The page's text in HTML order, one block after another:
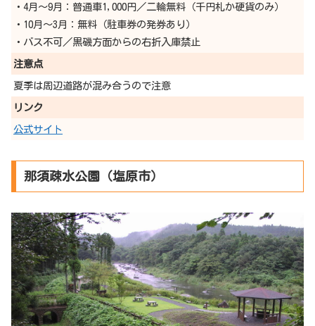
・4月〜9月：普通車1,000円／二輪無料（千円札か硬貨のみ）
・10月〜3月：無料（駐車券の発券あり）
・バス不可／黒磯方面からの右折入庫禁止
注意点
夏季は周辺道路が混み合うので注意
リンク
公式サイト
那須疎水公園（塩原市）